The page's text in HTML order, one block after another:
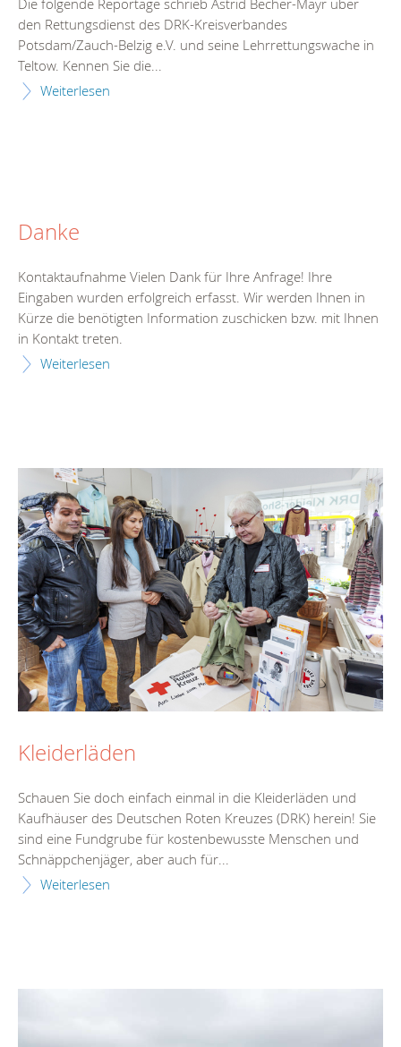
den Rettungsdienst des DRK-Kreisverbandes
Potsdam/Zauch-Belzig e.V. und seine Lehrrettungswache in
Teltow. Kennen Sie die...
Weiterlesen
Danke
Kontaktaufnahme Vielen Dank für Ihre Anfrage! Ihre
Eingaben wurden erfolgreich erfasst. Wir werden Ihnen in
Kürze die benötigten Information zuschicken bzw. mit Ihnen
in Kontakt treten.
Weiterlesen
Kleiderläden
Schauen Sie doch einfach einmal in die Kleiderläden und
Kaufhäuser des Deutschen Roten Kreuzes (DRK) herein! Sie
sind eine Fundgrube für kostenbewusste Menschen und
Schnäppchenjäger, aber auch für...
Weiterlesen